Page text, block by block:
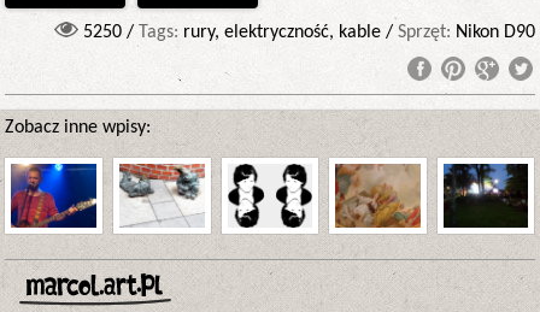
5250 / Tags: rury, elektryczność, kable / Sprzęt: Nikon D90
Zobacz inne wpisy: